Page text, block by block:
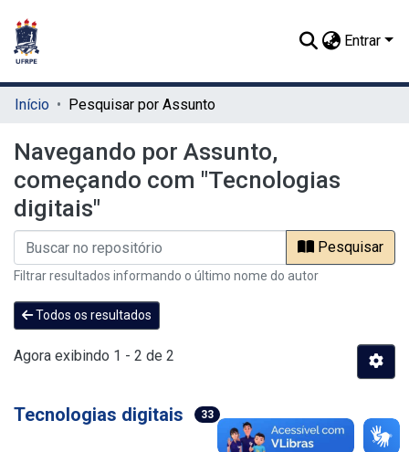
Entrar
Início Pesquisar por Assunto
Navegando por Assunto,
começando com "Tecnologias
digitais"
Pesquisar
Filtrar resultados informando o último nome do autor
Todos os resultados
Agora exibindo 1 - 2 de 2
Tecnologias digitais 33